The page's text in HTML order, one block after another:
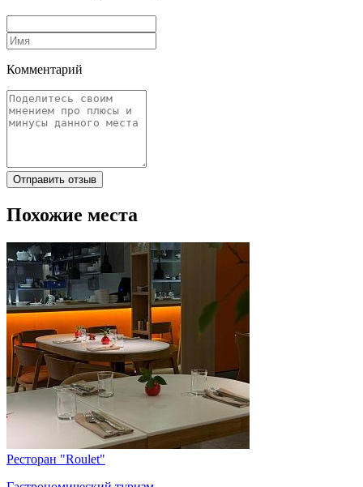
Комментарий
Отправить отзыв
Похожие места
Ресторан "Roulet"